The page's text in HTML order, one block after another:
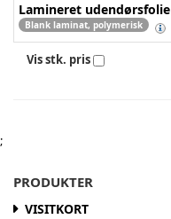
Lamineret udendørsfolie
Blank laminat, polymerisk
Vis stk. pris
;
PRODUKTER
VISITKORT